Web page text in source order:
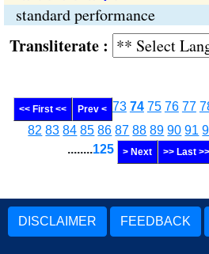
standard performance
:
<< First << Prev < 73 74 75 76 77
82 83 84 85 86 87 88 89 90 91
........125 > Next >> Last >>
DISCLAIMER FEEDBACK